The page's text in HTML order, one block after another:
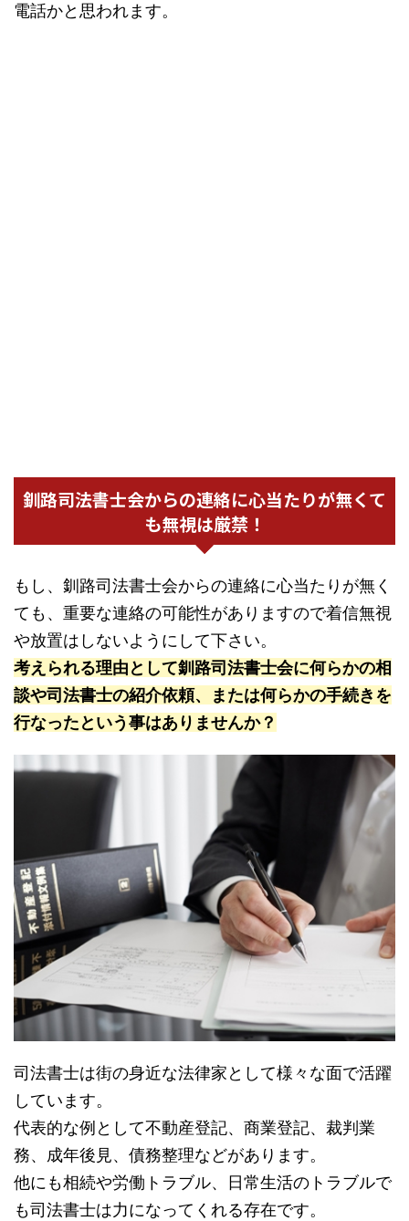
電話かと思われます。
釧路司法書士会からの連絡に心当たりが無くて
も無視は厳禁！
もし、釧路司法書士会からの連絡に心当たりが無く
ても、重要な連絡の可能性がありますので着信無視
や放置はしないようにして下さい。
考えられる理由として釧路司法書士会に何らかの相
談や司法書士の紹介依頼、または何らかの手続きを
行なったという事はありませんか？
司法書士は街の身近な法律家として様々な面で活躍
しています。
代表的な例として不動産登記、商業登記、裁判業
務、成年後見、債務整理などがあります。
他にも相続や労働トラブル、日常生活のトラブルで
も司法書士は力になってくれる存在です。